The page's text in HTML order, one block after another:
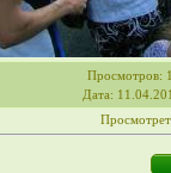
Просмотров:
Дата: